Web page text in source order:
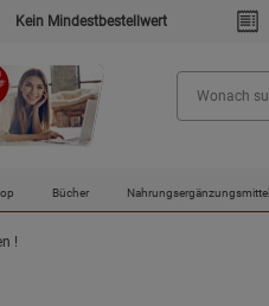
Kein Mindestbestellwert
Bücher Nahrungsergänzungsmittel
!